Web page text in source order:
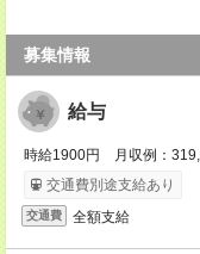
募集情報
給与
時給1900円 月収例：
交通費別途支給あり
交通費 全額支給